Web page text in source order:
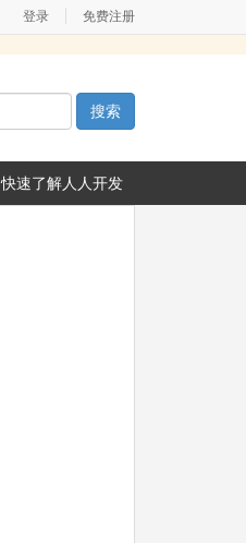
登录 免费注册
搜索
快速了解人人开发